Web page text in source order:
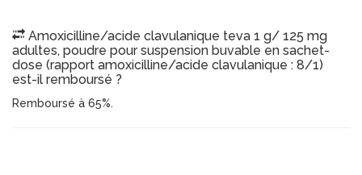
Amoxicilline/acide clavulanique teva 1 g/ 125 mg
adultes, poudre pour suspension buvable en sachet-
dose (rapport amoxicilline/acide clavulanique : 8/1)
est-il remboursé ?
Remboursé à 65%.